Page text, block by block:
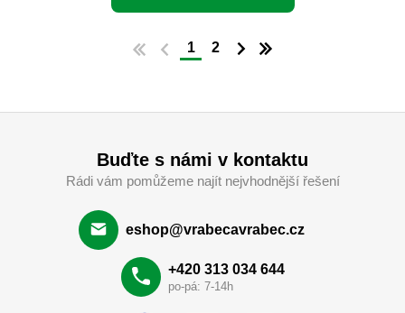
1 2
Buďte s námi v kontaktu
Rádi vám pomůžeme najít nejvhodnější řešení
eshop@vrabecavrabec.cz
+420 313 034 644
po-pá: 7-14h